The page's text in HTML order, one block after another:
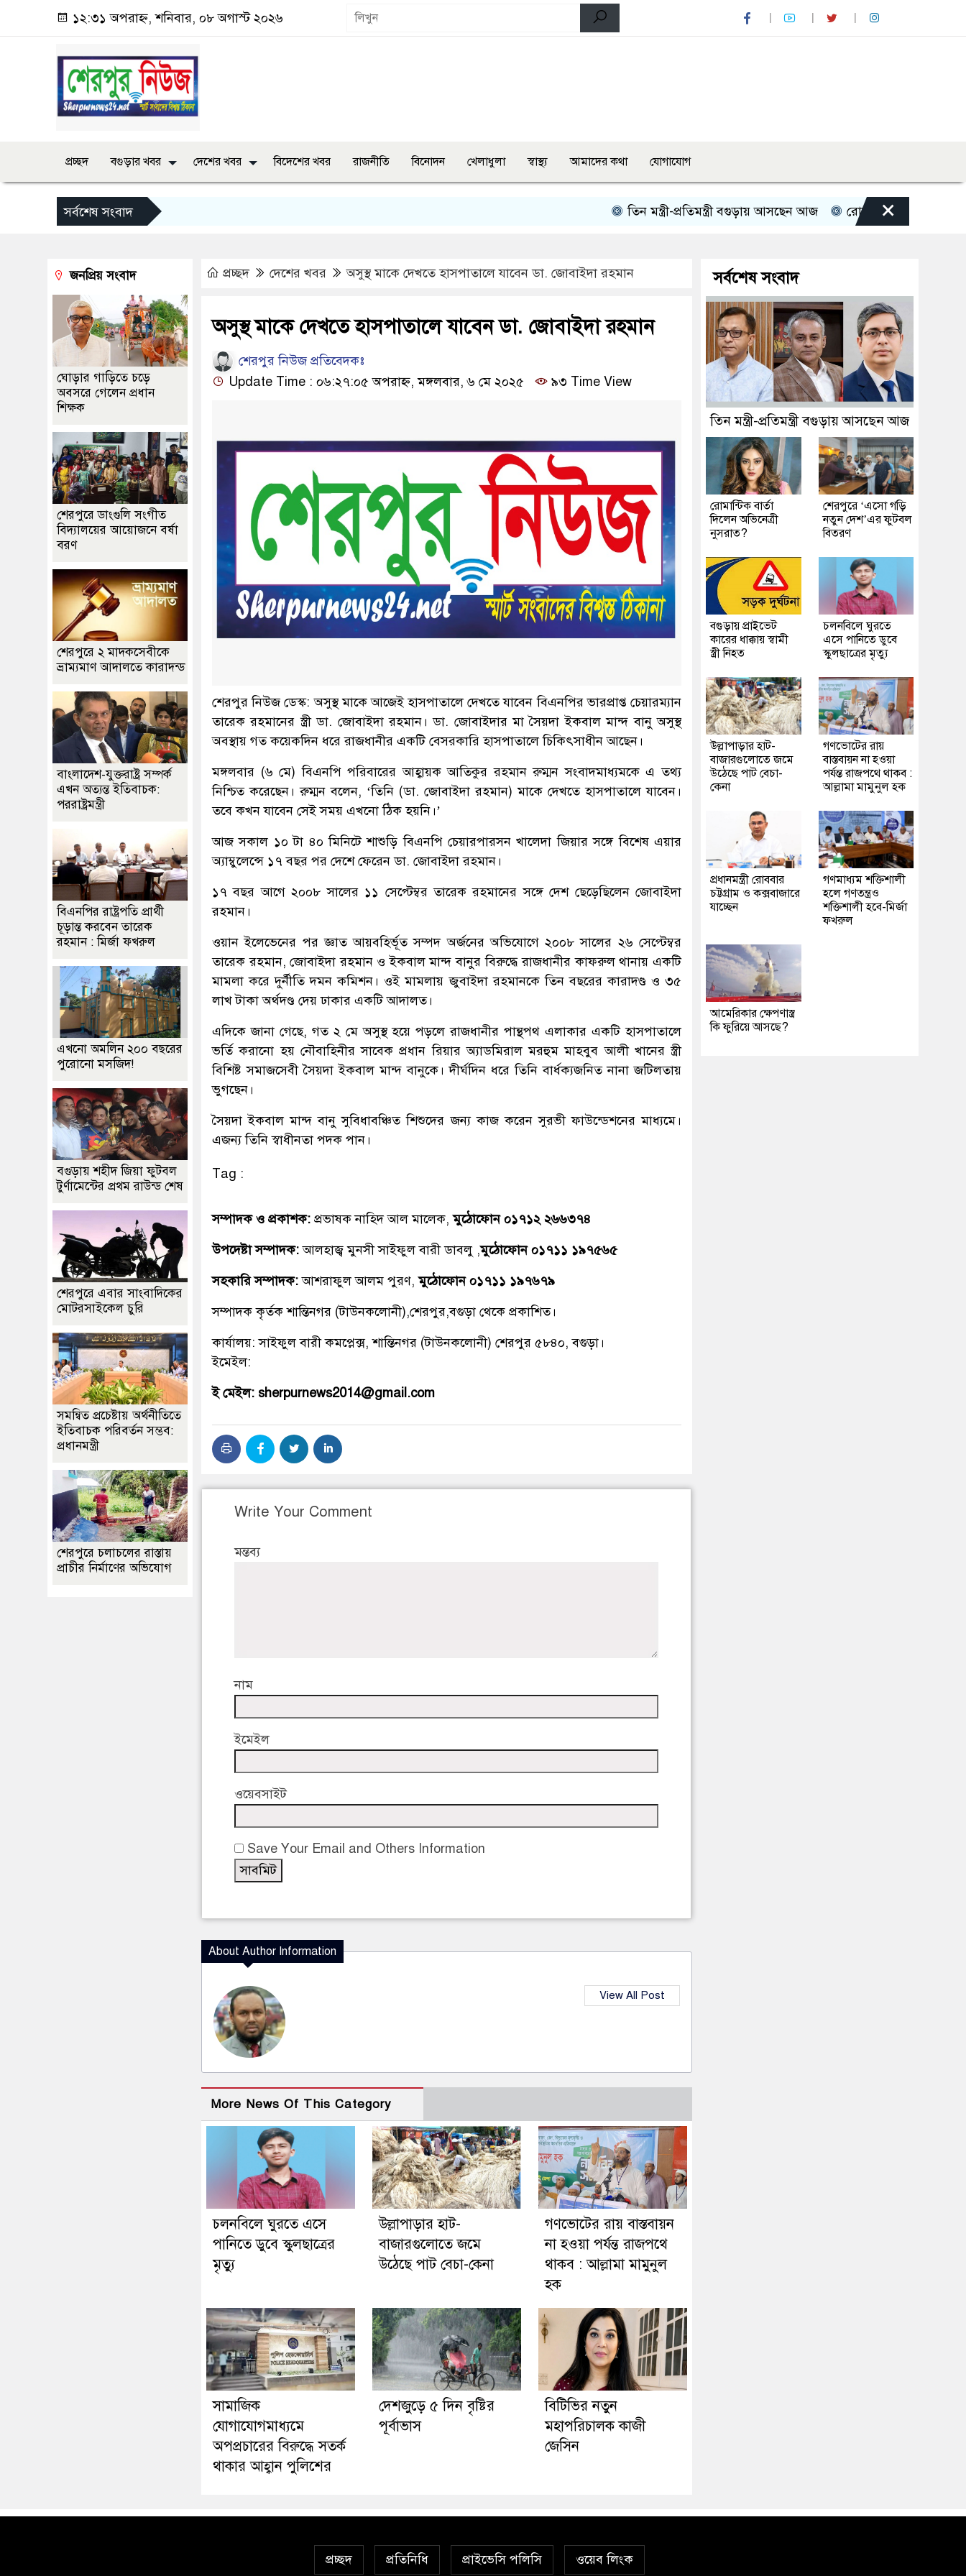
১২:৩১ অপরাহ্ন, শনিবার, ০৮ অগাস্ট ২০২৬
প্রচ্ছদ বগুড়ার খবর দেশের খবর বিদেশের খবর রাজনীতি বিনোদন খেলাধুলা স্বাস্থ্য আমাদের কথা যোগাযোগ
সর্বশেষ সংবাদ তিন মন্ত্রী-প্রতিমন্ত্রী বগুড়ায় আসছেন আজ রোমান্টিক বার্তা দিলেন
×
প্রচ্ছদ দেশের খবর অসুস্থ মাকে দেখতে হাসপাতালে যাবেন ডা. জোবাইদা রহমান
অসুস্থ মাকে দেখতে হাসপাতালে যাবেন ডা. জোবাইদা রহমান
শেরপুর নিউজ প্রতিবেদকঃ
Update Time : ০৬:২৭:০৫ অপরাহ্ন, মঙ্গলবার, ৬ মে ২০২৫
৯৩ Time View
শেরপুর নিউজ ডেস্ক: অসুস্থ মাকে আজেই হাসপাতালে দেখতে যাবেন বিএনপির ভারপ্রাপ্ত চেয়ারম্যান
তারেক রহমানের স্ত্রী ডা. জোবাইদা রহমান। ডা. জোবাইদার মা সৈয়দা ইকবাল মান্দ বানু অসুস্থ
অবস্থায় গত কয়েকদিন ধরে রাজধানীর একটি বেসরকারি হাসপাতালে চিকিৎসাধীন আছেন।
মঙ্গলবার (৬ মে) বিএনপি পরিবারের আহ্বায়ক আতিকুর রহমান রুম্মন সংবাদমাধ্যমকে এ তথ্য
নিশ্চিত করেছেন। রুম্মন বলেন, ‘তিনি (ডা. জোবাইদা রহমান) মাকে দেখতে হাসপাতালে যাবেন।
তবে কখন যাবেন সেই সময় এখনো ঠিক হয়নি।’
আজ সকাল ১০ টা ৪০ মিনিটে শাশুড়ি বিএনপি চেয়ারপারসন খালেদা জিয়ার সঙ্গে বিশেষ এয়ার
অ্যাম্বুলেন্সে ১৭ বছর পর দেশে ফেরেন ডা. জোবাইদা রহমান।
১৭ বছর আগে ২০০৮ সালের ১১ সেপ্টেম্বর তারেক রহমানের সঙ্গে দেশ ছেড়েছিলেন জোবাইদা
রহমান।
ওয়ান ইলেভেনের পর জ্ঞাত আয়বহির্ভূত সম্পদ অর্জনের অভিযোগে ২০০৮ সালের ২৬ সেপ্টেম্বর
তারেক রহমান, জোবাইদা রহমান ও ইকবাল মান্দ বানুর বিরুদ্ধে রাজধানীর কাফরুল থানায় একটি
মামলা করে দুর্নীতি দমন কমিশন। ওই মামলায় জুবাইদা রহমানকে তিন বছরের কারাদণ্ড ও ৩৫
লাখ টাকা অর্থদণ্ড দেয় ঢাকার একটি আদালত।
এদিকে জানা গেছে, গত ২ মে অসুস্থ হয়ে পড়লে রাজধানীর পান্থপথ এলাকার একটি হাসপাতালে
ভর্তি করানো হয় নৌবাহিনীর সাবেক প্রধান রিয়ার অ্যাডমিরাল মরহুম মাহবুব আলী খানের স্ত্রী
বিশিষ্ট সমাজসেবী সৈয়দা ইকবাল মান্দ বানুকে। দীর্ঘদিন ধরে তিনি বার্ধক্যজনিত নানা জটিলতায়
ভুগছেন।
সৈয়দা ইকবাল মান্দ বানু সুবিধাবঞ্চিত শিশুদের জন্য কাজ করেন সুরভী ফাউন্ডেশনের মাধ্যমে।
এজন্য তিনি স্বাধীনতা পদক পান।
Tag :
সম্পাদক ও প্রকাশক: প্রভাষক নাহিদ আল মালেক,মুঠোফোন ০১৭১২ ২৬৬৩৭৪
উপদেষ্টা সম্পাদক:আলহাজ্ব মুনসী সাইফুল বারী ডাবলু ,মুঠোফোন ০১৭১১ ১৯৭৫৬৫
সহকারি সম্পাদক:আশরাফুল আলম পুরণ,মুঠোফোন ০১৭১১ ১৯৭৬৭৯
সম্পাদক কৃর্তক শান্তিনগর (টাউনকলোনী),শেরপুর,বগুড়া থেকে প্রকাশিত।
কার্যালয়: সাইফুল বারী কমপ্লেক্স, শান্তিনগর (টাউনকলোনী) শেরপুর ৫৮৪০, বগুড়া।
ইমেইল:
ই মেইল: sherpurnews2014@gmail.com
Write Your Comment
মন্তব্য
নাম
ইমেইল
ওয়েবসাইট
Save Your Email and Others Information
About Author Information
View All Post
More News Of This Category
চলনবিলে ঘুরতে এসে
পানিতে ডুবে স্কুলছাত্রের
মৃত্যু
উল্লাপাড়ার হাট-
বাজারগুলোতে জমে
উঠেছে পাট বেচা-কেনা
গণভোটের রায় বাস্তবায়ন
না হওয়া পর্যন্ত রাজপথে
থাকব : আল্লামা মামুনুল
হক
সামাজিক
যোগাযোগমাধ্যমে
অপপ্রচারের বিরুদ্ধে সতর্ক
থাকার আহ্বান পুলিশের
দেশজুড়ে ৫ দিন বৃষ্টির
পূর্বাভাস
বিটিভির নতুন
মহাপরিচালক কাজী
জেসিন
জনপ্রিয় সংবাদ
ঘোড়ার গাড়িতে চড়ে
অবসরে গেলেন প্রধান
শিক্ষক
শেরপুরে ডাংগুলি সংগীত
বিদ্যালয়ের আয়োজনে বর্ষা
বরণ
শেরপুরে ২ মাদকসেবীকে
ভ্রাম্যমাণ আদালতে কারাদন্ড
বাংলাদেশ-যুক্তরাষ্ট্র সম্পর্ক
এখন অত্যন্ত ইতিবাচক:
পররাষ্ট্রমন্ত্রী
বিএনপির রাষ্ট্রপতি প্রার্থী
চূড়ান্ত করবেন তারেক
রহমান : মির্জা ফখরুল
এখনো অমলিন ২০০ বছরের
পুরোনো মসজিদ!
বগুড়ায় শহীদ জিয়া ফুটবল
টুর্ণামেন্টের প্রথম রাউন্ড শেষ
শেরপুরে এবার সাংবাদিকের
মোটরসাইকেল চুরি
সমন্বিত প্রচেষ্টায় অর্থনীতিতে
ইতিবাচক পরিবর্তন সম্ভব:
প্রধানমন্ত্রী
শেরপুরে চলাচলের রাস্তায়
প্রাচীর নির্মাণের অভিযোগ
সর্বশেষ সংবাদ
তিন মন্ত্রী-প্রতিমন্ত্রী বগুড়ায় আসছেন আজ
রোমান্টিক বার্তা
দিলেন অভিনেত্রী
নুসরাত?
শেরপুরে ‘এসো গড়ি
নতুন দেশ’এর ফুটবল
বিতরণ
বগুড়ায় প্রাইভেট
কারের ধাক্কায় স্বামী
স্ত্রী নিহত
চলনবিলে ঘুরতে
এসে পানিতে ডুবে
স্কুলছাত্রের মৃত্যু
উল্লাপাড়ার হাট-
বাজারগুলোতে জমে
উঠেছে পাট বেচা-
কেনা
গণভোটের রায়
বাস্তবায়ন না হওয়া
পর্যন্ত রাজপথে থাকব :
আল্লামা মামুনুল হক
প্রধানমন্ত্রী রোববার
চট্টগ্রাম ও কক্সবাজারে
যাচ্ছেন
গণমাধ্যম শক্তিশালী
হলে গণতন্ত্রও
শক্তিশালী হবে-মির্জা
ফখরুল
আমেরিকার ক্ষেপণাস্ত্র
কি ফুরিয়ে আসছে?
প্রচ্ছদ প্রতিনিধি প্রাইভেসি পলিসি ওয়েব লিংক